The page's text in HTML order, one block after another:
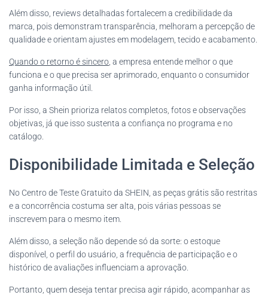
Além disso, reviews detalhadas fortalecem a credibilidade da
marca, pois demonstram transparência, melhoram a percepção de
qualidade e orientam ajustes em modelagem, tecido e acabamento.
Quando o retorno é sincero , a empresa entende melhor o que
funciona e o que precisa ser aprimorado, enquanto o consumidor
ganha informação útil.
Por isso, a Shein prioriza relatos completos, fotos e observações
objetivas, já que isso sustenta a confiança no programa e no
catálogo.
Disponibilidade Limitada e Seleção
No Centro de Teste Gratuito da SHEIN, as peças grátis são restritas
e a concorrência costuma ser alta, pois várias pessoas se
inscrevem para o mesmo item.
Além disso, a seleção não depende só da sorte: o estoque
disponível, o perfil do usuário, a frequência de participação e o
histórico de avaliações influenciam a aprovação.
Portanto, quem deseja tentar precisa agir rápido, acompanhar as